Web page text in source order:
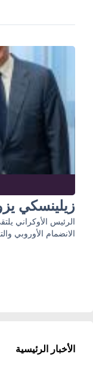
زيلينسكي
الرئيس الأوكراني
الانضمام الأوروبي
الأخبار الرئيسية